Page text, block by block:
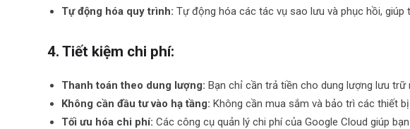
Tự động hóa quy trình: Tự động hóa các tác vụ sao lưu và phục hồi, giúp
4. Tiết kiệm chi phí:
Thanh toán theo dung lượng: Bạn chỉ cần trả tiền cho dung lượng lưu trữ
Không cần đầu tư vào hạ tầng: Không cần mua sắm và bảo trì các thiết
Tối ưu hóa chi phí: Các công cụ quản lý chi phí của Google Cloud giúp